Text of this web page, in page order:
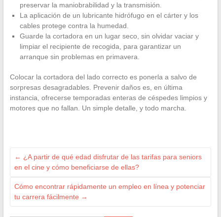
preservar la maniobrabilidad y la transmisión.
La aplicación de un lubricante hidrófugo en el cárter y los
cables protege contra la humedad.
Guarde la cortadora en un lugar seco, sin olvidar vaciar y
limpiar el recipiente de recogida, para garantizar un
arranque sin problemas en primavera.
Colocar la cortadora del lado correcto es ponerla a salvo de
sorpresas desagradables. Prevenir daños es, en última
instancia, ofrecerse temporadas enteras de céspedes limpios y
motores que no fallan. Un simple detalle, y todo marcha.
← ¿A partir de qué edad disfrutar de las tarifas para seniors
en el cine y cómo beneficiarse de ellas?
Cómo encontrar rápidamente un empleo en línea y potenciar
tu carrera fácilmente →